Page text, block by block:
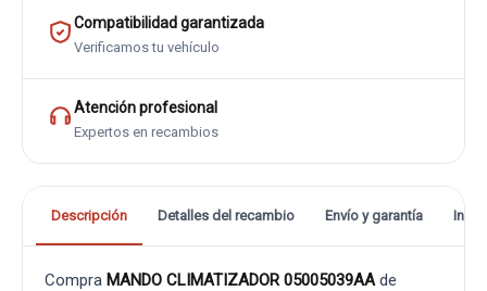
Compatibilidad garantizada
Verificamos tu vehículo
Atención profesional
Expertos en recambios
Descripción Detalles del recambio Envío y garantía
Compra MANDO CLIMATIZADOR 05005039AAde